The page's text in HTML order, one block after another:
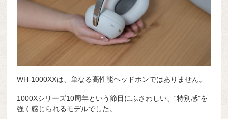
WH-1000XXは、単なる高性能ヘッドホンではありません。
1000Xシリーズ10周年という節目にふさわしい、“特別感”を
強く感じられるモデルでした。